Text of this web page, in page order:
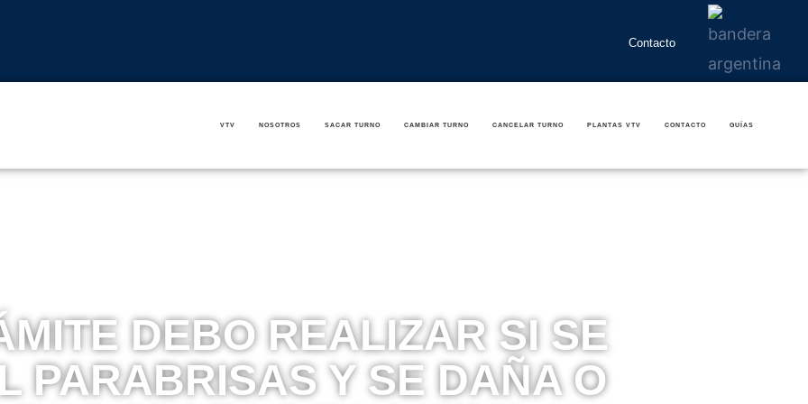
Contacto
VTV NOSOTROS SACAR TURNO CAMBIAR TURNO CANCELAR TURNO PLANTAS VTV CONTACTO GUÍAS
DEBO REALIZAR SI SE
PARABRISAS Y SE DAÑA O